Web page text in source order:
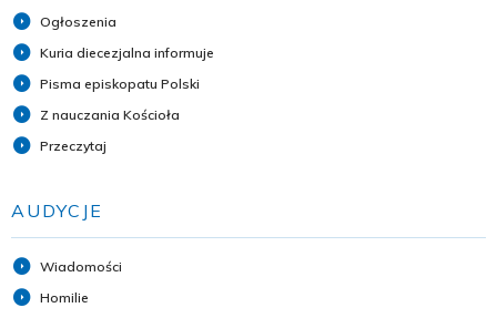
Ogłoszenia
Kuria diecezjalna informuje
Pisma episkopatu Polski
Z nauczania Kościoła
Przeczytaj
AUDYCJE
Wiadomości
Homilie